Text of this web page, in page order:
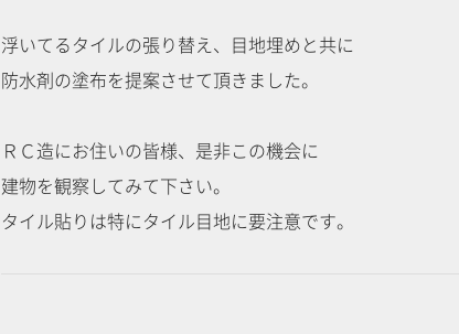
浮いてるタイルの張り替え、目地埋めと共に
防水剤の塗布を提案させて頂きました。
ＲＣ造にお住いの皆様、是非この機会に
建物を観察してみて下さい。
タイル貼りは特にタイル目地に要注意です。